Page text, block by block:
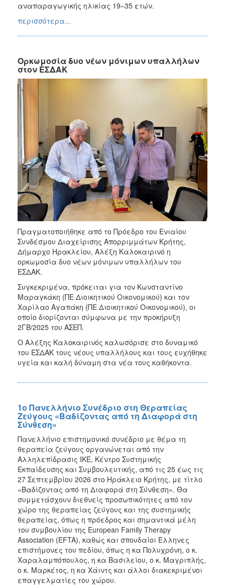
αναπαραγωγικής ηλικίας 19–35 ετών.
περισσότερα...
Ορκωμοσία δυο νέων μόνιμων υπαλλήλων
στον ΕΣΔΑΚ
Πραγματοποιήθηκε από το Πρόεδρο του Ενιαίου
Συνδέσμου Διαχείρισης Απορριμμάτων Κρήτης,
Δήμαρχο Ηρακλείου, Αλέξη Καλοκαιρινό η
ορκωμοσία δυο νέων μόνιμων υπαλλήλων του
ΕΣΔΑΚ.
Συγκεκριμένα, πρόκειται για τον Κωνσταντίνο
Μαραγκάκη (ΠΕ Διοικητικού Οικονομικού) και τον
Χαρίλαο Αγαπάκη (ΠΕ Διοικητικού Οικονομικού), οι
οποίο διορίζονται σύμφωνα με την προκήρυξη
2ΓΒ/2025 του ΑΣΕΠ.
Ο Αλέξης Καλοκαιρινός καλωσόρισε στο δυναμικό
του ΕΣΔΑΚ τους νέους υπαλλήλους και τους ευχήθηκε
υγεία και καλή δύναμη στα νέα τους καθήκοντα.
1ο Πανελλήνιο Συνέδριο στη Θεραπείας
Ζεύγους «Βαδίζοντας από τη Διαφορά στη
Σύνθεση»
Πανελλήνιο επιστημονικό συνέδριο με θέμα τη
θεραπεία ζεύγους οργανώνεται από την
Αλληλεπίδρασις ΙΚΕ, Κέντρο Συστημικής
Εκπαίδευσης και Συμβουλευτικής, από τις 25 έως τις
27 Σεπτεμβρίου 2026 στο Ηράκλειο Κρήτης, με τίτλο
«Βαδίζοντας από τη Διαφορά στη Σύνθεση». Θα
συμμετάσχουν διεθνείς προσωπικότητες από τον
χώρο της θεραπείας ζεύγους και της συστημικής
θεραπείας, όπως η πρόεδρος και σημαντικά μέλη
του συμβουλίου της European Family Therapy
Association (EFTA), καθώς και σπουδαίοι Έλληνες
επιστήμονες του πεδίου, όπως η κα Πολυχρόνη, ο κ.
Χαραλαμπόπουλος, η κα Βασιλείου, ο κ. Μαγριπλής,
ο κ. Μαρκέτος, η κα Χάιντς και άλλοι διακεκριμένοι
επαγγελματίες του χώρου.